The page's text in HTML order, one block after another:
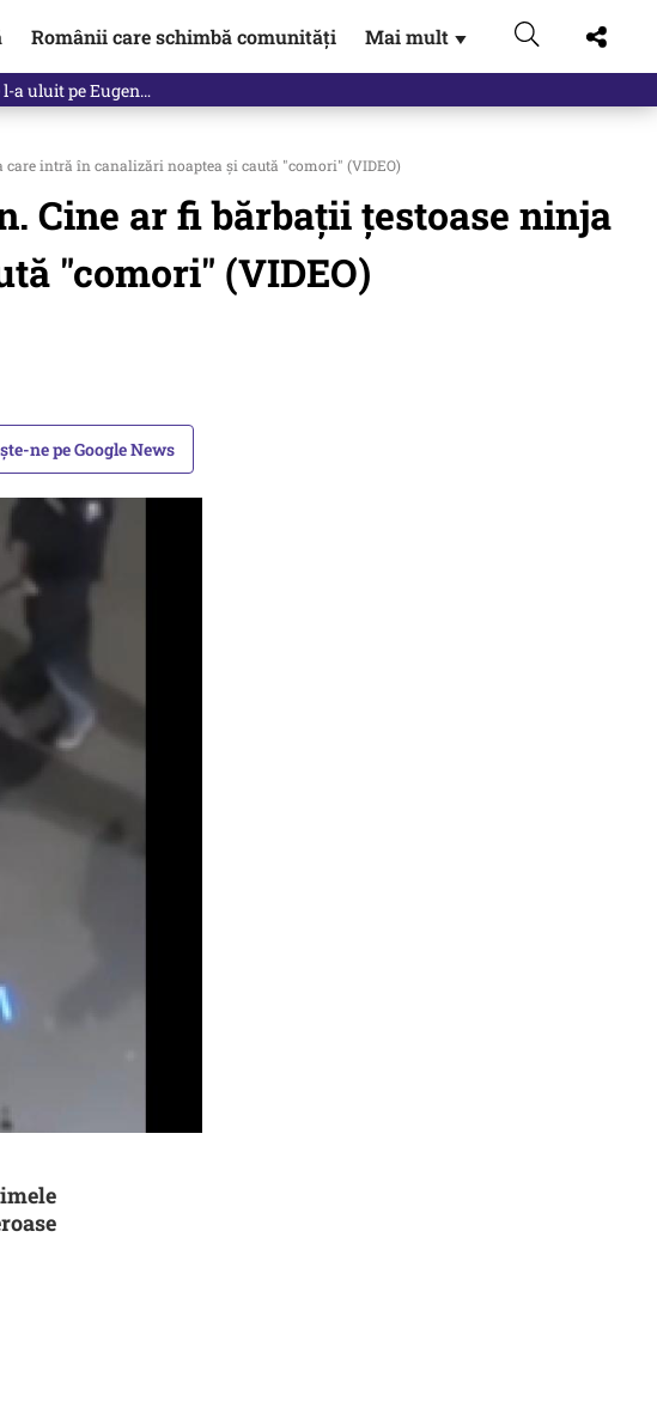
Românii care schimbă comunități Mai mult ▼
Bogdan Chirieac
care intră în canalizări noaptea și caută "comori" (VIDEO)
Cine ar fi bărbații țestoase ninja
"comori" (VIDEO)
ne pe Google News